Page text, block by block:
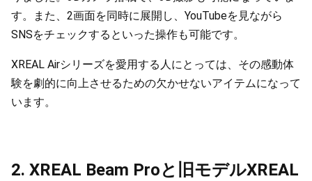
す。また、2画面を同時に展開し、YouTubeを見ながら
SNSをチェックするといった操作も可能です。
XREAL Airシリーズを愛用する人にとっては、その感動体
験を劇的に向上させるための欠かせないアイテムになって
います。
2. XREAL Beam Proと旧モデルXREAL